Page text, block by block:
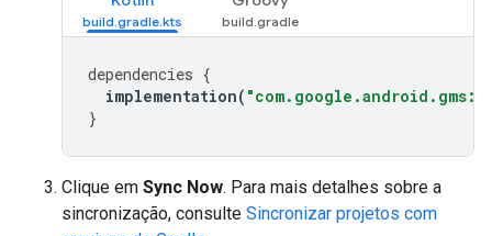
dependencies {
implementation(
}
Clique em Sync Now. Para mais detalhes sobre a
sincronização, consulte Sincronizar projetos com